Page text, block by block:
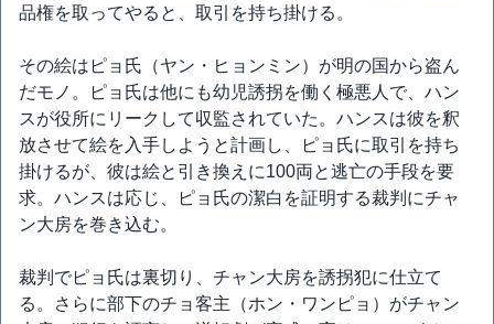
品権を取ってやると、取引を持ち掛ける。
その絵はピョ氏（ヤン・ヒョンミン）が明の国から盗ん
だモノ。ピョ氏は他にも幼児誘拐を働く極悪人で、ハン
スが役所にリークして収監されていた。ハンスは彼を釈
放させて絵を入手しようと計画し、ピョ氏に取引を持ち
掛けるが、彼は絵と引き換えに100両と逃亡の手段を要
求。ハンスは応じ、ピョ氏の潔白を証明する裁判にチャ
ン大房を巻き込む。
裁判でピョ氏は裏切り、チャン大房を誘拐犯に仕立て
る。さらに部下のチョ客主（ホン・ワンピョ）がチャン